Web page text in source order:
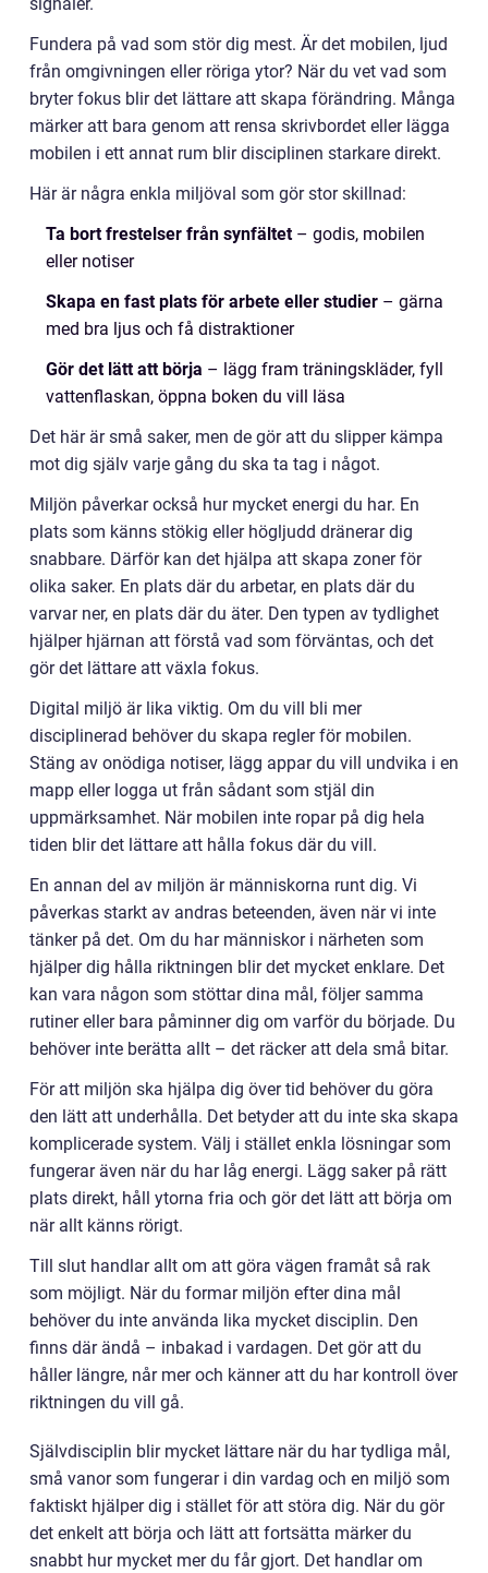
Fundera på vad som stör dig mest. Är det mobilen, ljud
från omgivningen eller röriga ytor? När du vet vad som
bryter fokus blir det lättare att skapa förändring. Många
märker att bara genom att rensa skrivbordet eller lägga
mobilen i ett annat rum blir disciplinen starkare direkt.
Här är några enkla miljöval som gör stor skillnad:
Ta bort frestelser från synfältet– godis, mobilen
eller notiser
Skapa en fast plats för arbete eller studier – gärna
med bra ljus och få distraktioner
Gör det lätt att börja – lägg fram träningskläder, fyll
vattenflaskan, öppna boken du vill läsa
Det här är små saker, men de gör att du slipper kämpa
mot dig själv varje gång du ska ta tag i något.
Miljön påverkar också hur mycket energi du har. En
plats som känns stökig eller högljudd dränerar dig
snabbare. Därför kan det hjälpa att skapa zoner för
olika saker. En plats där du arbetar, en plats där du
varvar ner, en plats där du äter. Den typen av tydlighet
hjälper hjärnan att förstå vad som förväntas, och det
gör det lättare att växla fokus.
Digital miljö är lika viktig. Om du vill bli mer
disciplinerad behöver du skapa regler för mobilen.
Stäng av onödiga notiser, lägg appar du vill undvika i en
mapp eller logga ut från sådant som stjäl din
uppmärksamhet. När mobilen inte ropar på dig hela
tiden blir det lättare att hålla fokus där du vill.
En annan del av miljön är människorna runt dig. Vi
påverkas starkt av andras beteenden, även när vi inte
tänker på det. Om du har människor i närheten som
hjälper dig hålla riktningen blir det mycket enklare. Det
kan vara någon som stöttar dina mål, följer samma
rutiner eller bara påminner dig om varför du började. Du
behöver inte berätta allt – det räcker att dela små bitar.
För att miljön ska hjälpa dig över tid behöver du göra
den lätt att underhålla. Det betyder att du inte ska skapa
komplicerade system. Välj i stället enkla lösningar som
fungerar även när du har låg energi. Lägg saker på rätt
plats direkt, håll ytorna fria och gör det lätt att börja om
när allt känns rörigt.
Till slut handlar allt om att göra vägen framåt så rak
som möjligt. När du formar miljön efter dina mål
behöver du inte använda lika mycket disciplin. Den
finns där ändå – inbakad i vardagen. Det gör att du
håller längre, når mer och känner att du har kontroll över
riktningen du vill gå.
Självdisciplin blir mycket lättare när du har tydliga mål,
små vanor som fungerar i din vardag och en miljö som
faktiskt hjälper dig i stället för att störa dig. När du gör
det enkelt att börja och lätt att fortsätta märker du
snabbt hur mycket mer du får gjort. Det handlar om